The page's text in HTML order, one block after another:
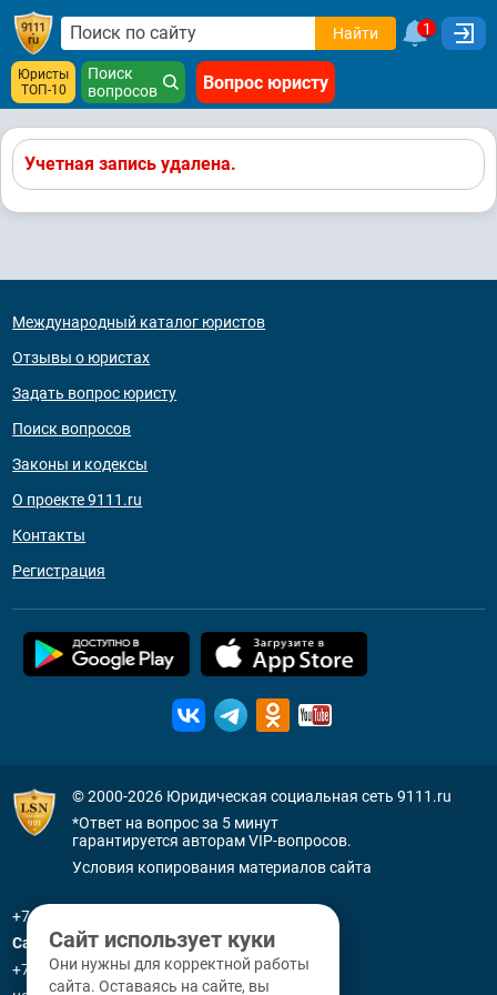
Найти 1
Юристы
ТОП-10
Поиск
вопросов
Вопрос юристу
Учетная запись удалена.
Международный каталог юристов
Отзывы о юристах
Задать вопрос юристу
Поиск вопросов
Законы и кодексы
О проекте 9111.ru
Контакты
Регистрация
© 2000-2026 Юридическая социальная сеть 9111.ru
*Ответ на вопрос за 5 минут
гарантируется авторам VIP-вопросов.
Условия копирования материалов сайта
+7 (800) 505-91-11
Санкт-Петербург
+7 (812) 336-92-64
Сайт использует куки
Они нужны для корректной работы
сайта. Оставаясь на сайте, вы